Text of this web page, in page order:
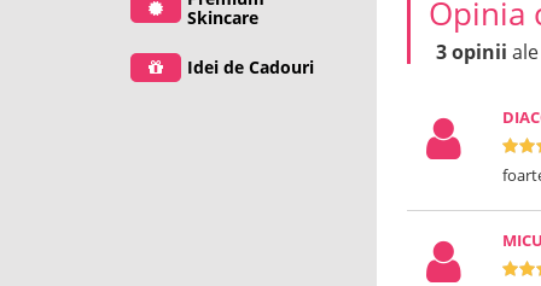
Skincare
Idei de Cadouri
Opinia
3 opinii